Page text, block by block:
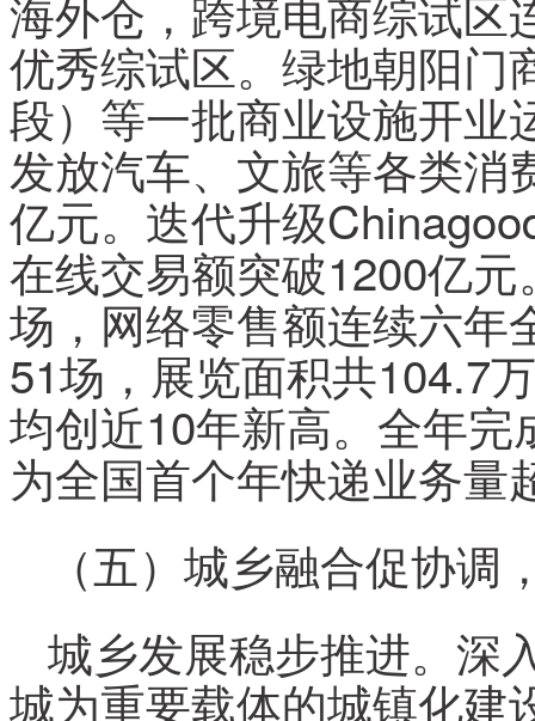
海外仓，跨境电商综试区
优秀综试区。绿地朝阳门
段）等一批商业设施开业
发放汽车、文旅等各类消
亿元。迭代升级
在线交易额突破1200亿
场，网络零售额连续六年
51场，展览面积共104.7
均创近10年新高。全年
为全国首个年快递业务量
（五）城乡融合促协
城乡发展稳步推进。深
城为重要载体的城镇化建